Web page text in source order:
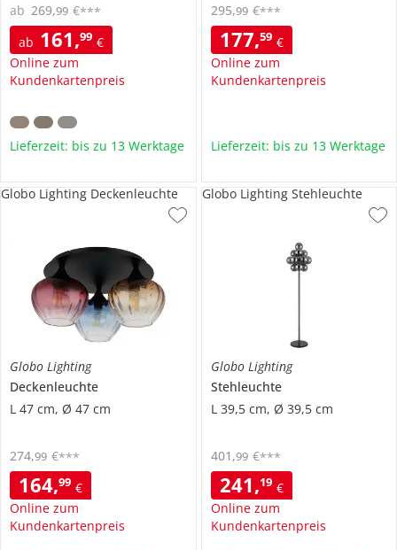
ab 161,99 €
Online zum
Kundenkartenpreis
ab 269,99 €***
Lieferzeit: bis zu 13 Werktage
177,59 €
Online zum
Kundenkartenpreis
295,99 €***
Lieferzeit: bis zu 13 Werktage
Globo Lighting
Deckenleuchte
L 47 cm, Ø 47 cm
164,99 €
Online zum
Kundenkartenpreis
274,99 €***
Globo Lighting Deckenleuchte
Globo Lighting
Stehleuchte
L 39,5 cm, Ø 39,5 cm
241,19 €
Online zum
Kundenkartenpreis
401 ,99 €***
Globo Lighting Stehleuchte